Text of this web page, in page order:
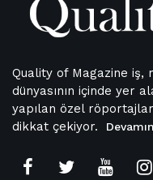
Quality of Magazine iş,
dünyasının içinde yer
yapılan özel
dikkat çekiyor.